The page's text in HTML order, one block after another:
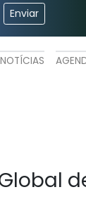
NOTÍCIAS